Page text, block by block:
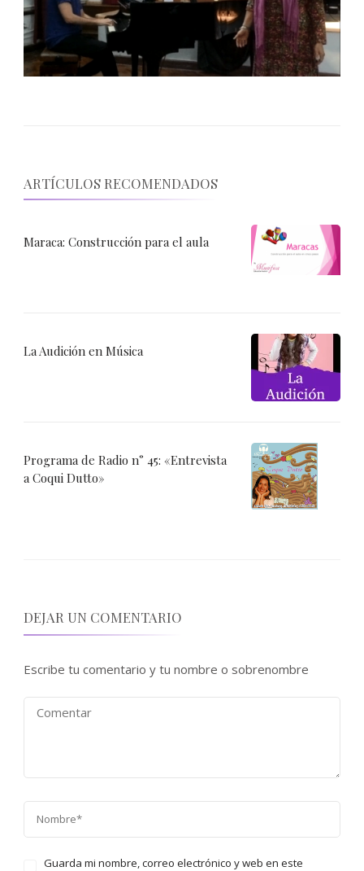
ARTÍCULOS RECOMENDADOS
Maraca: Construcción para el aula
La Audición en Música
Programa de Radio n° 45: «Entrevista
a Coqui Dutto»
DEJAR UN COMENTARIO
Escribe tu comentario y tu nombre o sobrenombre
Guarda mi nombre, correo electrónico y web en este